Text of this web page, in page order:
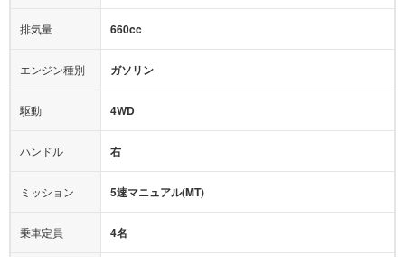
ミュージックプレイヤー接続可
後席モニター
サポカー
アクセル踏み間違い（誤発進）防止装置
アダプティブクルーズコントロール
ヒルディセントコントロール
オートマチックハイビーム
排気量 660cc
エンジン種別 ガソリン
駆動 4WD
ハンドル 右
ミッション 5速マニュアル(MT)
乗車定員 4名